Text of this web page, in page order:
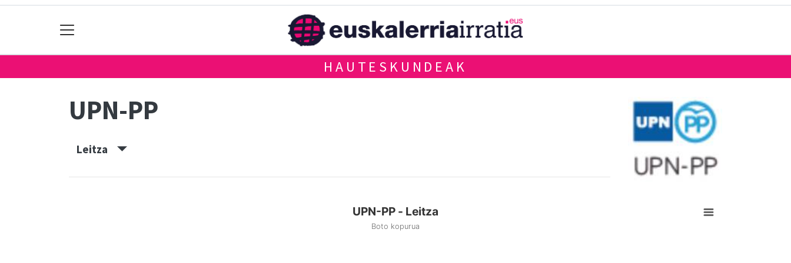
HAUTESKUNDEAK
UPN-PP
Leitza
UPN-PP - Leitza
Boto kopurua